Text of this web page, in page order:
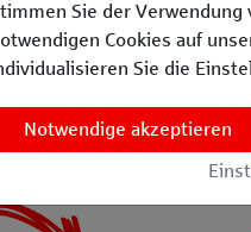
Sie der Verwendung
Cookies auf
Sie die
Notwendige akzeptieren
ein Projekt
unterstützen?